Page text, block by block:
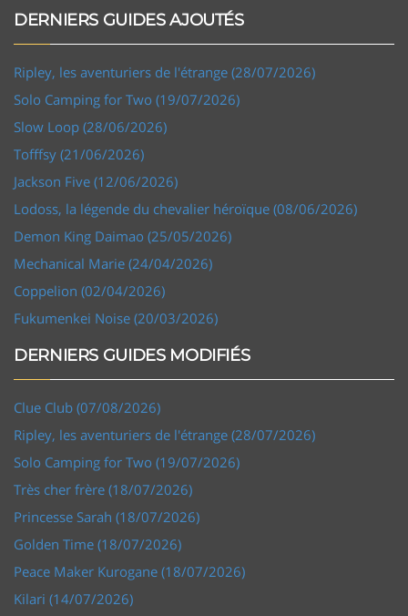
DERNIERS GUIDES AJOUTÉS
Ripley, les aventuriers de l'étrange (28/07/2026)
Solo Camping for Two (19/07/2026)
Slow Loop (28/06/2026)
Tofffsy (21/06/2026)
Jackson Five (12/06/2026)
Lodoss, la légende du chevalier héroïque (08/06/2026)
Demon King Daimao (25/05/2026)
Mechanical Marie (24/04/2026)
Coppelion (02/04/2026)
Fukumenkei Noise (20/03/2026)
DERNIERS GUIDES MODIFIÉS
Clue Club (07/08/2026)
Ripley, les aventuriers de l'étrange (28/07/2026)
Solo Camping for Two (19/07/2026)
Très cher frère (18/07/2026)
Princesse Sarah (18/07/2026)
Golden Time (18/07/2026)
Peace Maker Kurogane (18/07/2026)
Kilari (14/07/2026)